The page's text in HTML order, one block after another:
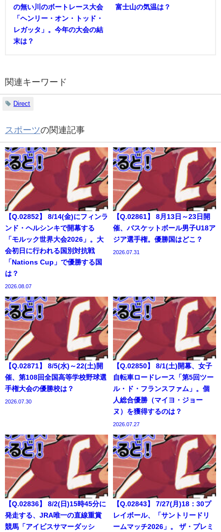
の無い川のボートレース大会
「ヘンリー・オン・トッド・
レガッタ」。今年の大会の結
末は？
富士山の気温は？
関連キーワード
Direct
スポーツの関連記事
【Q.02852】 8/14(金)にフィンラ
ンド・ヘルシンキで開幕する
「モルック世界大会2026」。大
会初日に行われる国別対抗戦
「Nations Cup」で優勝する国
は？
2026.08.07
【Q.02861】 8月13日～23日開
催、バスケットボール男子U18ア
ジア選手権。優勝国はどこ？
2026.07.31
【Q.02871】 8/5(水)～22(土)開
催、第108回全国高等学校野球選
手権大会の優勝校は？
2026.07.30
【Q.02850】 8/1(土)開幕、女子
自転車ロードレース「第5回ツー
ル・ド・フランスファム」。個
人総合優勝（マイヨ・ジョー
ヌ）を獲得するのは？
2026.07.27
【Q.02836】 8/2(日)15時45分に
発走する、JRA唯一の直線重賞
競馬「アイビスサマーダッシ
【Q.02843】 7/27(月)18：30プ
レイボール、「サントリードリ
ームマッチ2026」。 ザ・プレミ